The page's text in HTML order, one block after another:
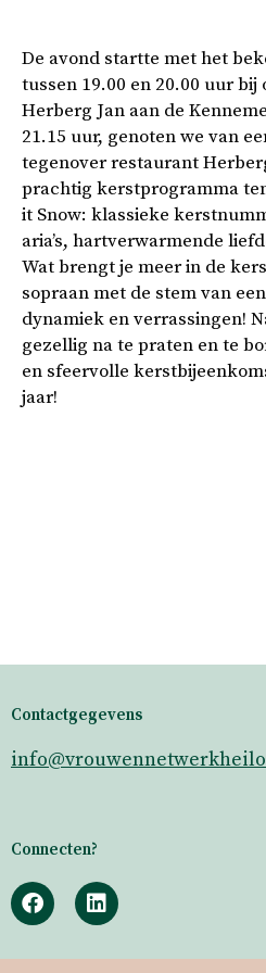
De avond startte met het
tussen 19.00 en 20.00 uur
Herberg Jan aan de
21.15 uur, genoten we van
tegenover restaurant
prachtig kerstprogramma
it Snow: klassieke
aria’s, hartverwarmende
Wat brengt je meer in de
sopraan met de stem van
dynamiek en verrassingen!
gezellig na te praten en te
en sfeervolle
jaar!
Contactgegevens
Connecten?
F
a
e
L
i
k